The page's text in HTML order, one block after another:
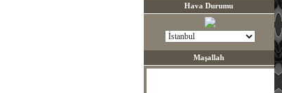
Hava Durumu
Maşallah